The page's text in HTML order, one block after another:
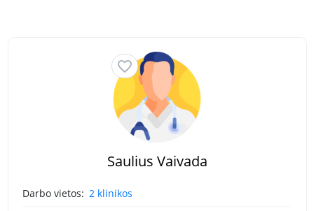
Saulius Vaivada
Darbo vietos: 2 klinikos